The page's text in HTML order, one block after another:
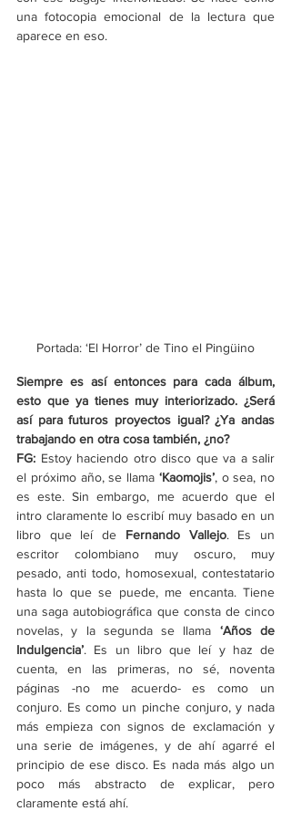
una fotocopia emocional de la lectura que
aparece en eso.
Portada: ‘El Horror’ de Tino el Pingüino
Siempre es así entonces para cada álbum,
esto que ya tienes muy interiorizado. ¿Será
así para futuros proyectos igual? ¿Ya andas
trabajando en otra cosa también, ¿no?
FG: Estoy haciendo otro disco que va a salir
el próximo año, se llama ‘Kaomojis’, o sea, no
es este. Sin embargo, me acuerdo que el
intro claramente lo escribí muy basado en un
libro que leí de Fernando Vallejo. Es un
escritor colombiano muy oscuro, muy
pesado, anti todo, homosexual, contestatario
hasta lo que se puede, me encanta. Tiene
una saga autobiográfica que consta de cinco
novelas, y la segunda se llama ‘Años de
Indulgencia’. Es un libro que leí y haz de
cuenta, en las primeras, no sé, noventa
páginas -no me acuerdo- es como un
conjuro. Es como un pinche conjuro, y nada
más empieza con signos de exclamación y
una serie de imágenes, y de ahí agarré el
principio de ese disco. Es nada más algo un
poco más abstracto de explicar, pero
claramente está ahí.